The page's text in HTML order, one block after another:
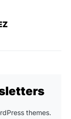
themes.